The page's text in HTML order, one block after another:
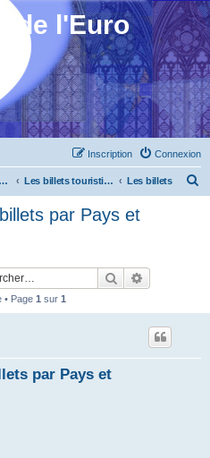
de l'Euro
Connexion
Inscription
Les Evenements ! [Ouvert au public] Les billets touristiques Les billets
par Pays et
Rechercher
• Page 1 sur 1
par Pays et